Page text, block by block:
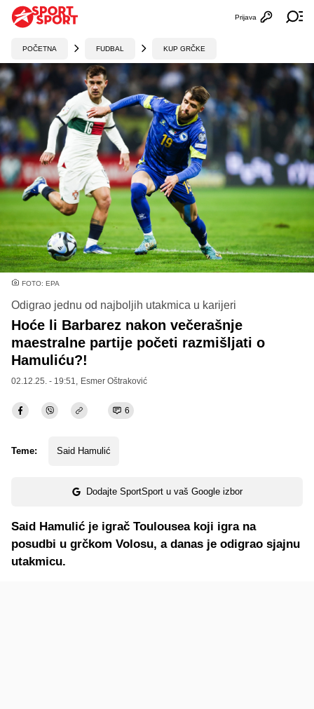
Otvori
Prijava
POČETNA FUDBAL KUP GRČKE
FOTO: EPA
Odigrao jednu od najboljih utakmica u karijeri
Hoće li Barbarez nakon večerašnje
maestralne partije početi razmišljati o
Hamuliću?!
02.12.25. - 19:51, Esmer Oštraković
6
Teme: Said Hamulić
Dodajte SportSport u vaš Google izbor
Said Hamulić je igrač Toulousea koji igra na
posudbi u grčkom Volosu, a danas je odigrao sjajnu
utakmicu.